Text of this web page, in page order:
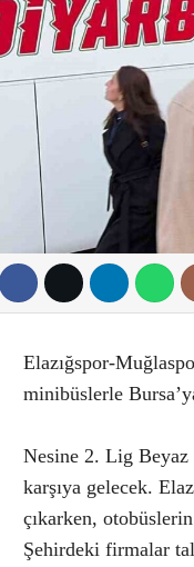
Elazığspor-
minibüslerle
Nesine 2. Lig Beyaz
karşıya gelecek.
çıkarken,
Şehirdeki firmalar